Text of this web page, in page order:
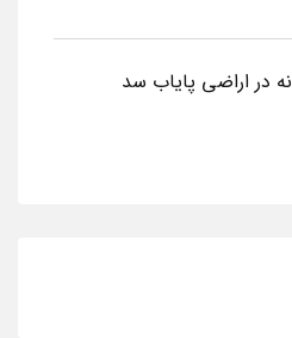
در اراضی پایاب سد